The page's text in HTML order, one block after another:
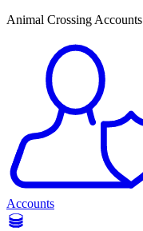
Animal Crossing Accounts
Accounts